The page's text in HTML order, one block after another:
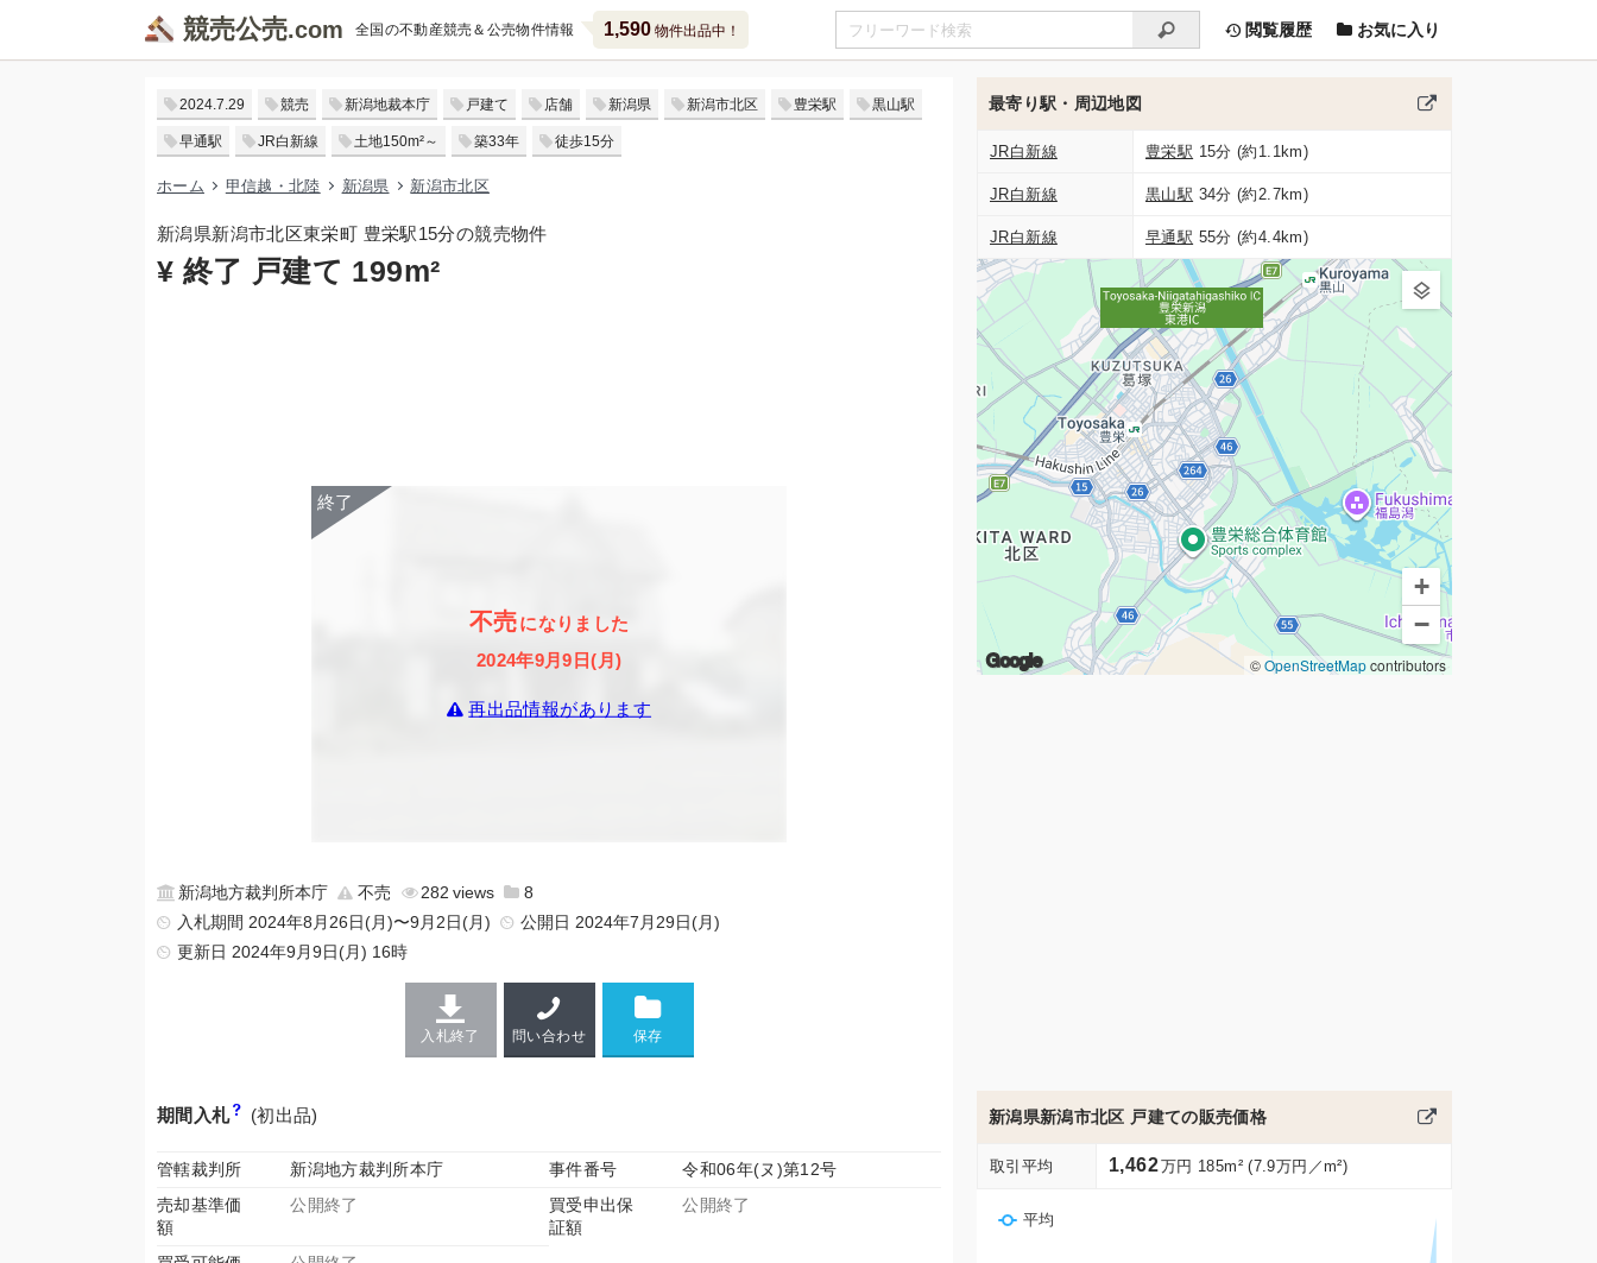
競売公売 全国の不動産競売＆公売物件情報 1,590物件出品中！ 閲覧履歴 お気に入り
2024.7.29 競売 新潟地裁本庁 戸建て 店舗 新潟県 新潟市北区 豊栄駅 黒山駅
早通駅 JR白新線 土地150m²～ 築33年 徒歩15分
ホーム 甲信越・北陸 新潟県 新潟市北区
新潟県新潟市北区東栄町 豊栄駅15分の競売物件
¥ 終了 戸建て 199m²
不売になりました
2024年9月9日(月)
再出品情報があります
新潟地方裁判所本庁 不売 282
8
入札期間 2024年8月26日(月)〜9月2日(月)
公開日 2024年7月29日(月)
更新日 2024年9月9日(月) 16時
入札終了 問い合わせ
期間入札 (初出品)
管轄裁判所 新潟地方裁判所本庁 事件番号
令和06年(ヌ)第12号
売却基準価
額
公開終了
買受申出保
証額
公開終了
最寄り駅・周辺地図
JR白新線 豊栄駅 15分 (約1.1km)
JR白新線 黒山駅 34分 (約2.7km)
JR白新線 早通駅 55分 (約4.4km)
Google
+
−
©OpenStreetMapcontributors
新潟県新潟市北区 戸建ての販売価格
取引平均 1,462万円 185m² (7.9万円／m²)
平均